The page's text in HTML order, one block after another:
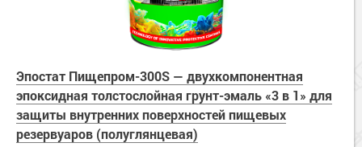
Эпостат Пищепром-300S — двухкомпонентная
эпоксидная толстослойная грунт-эмаль «3 в 1» для
защиты внутренних поверхностей пищевых
резервуаров (полуглянцевая)